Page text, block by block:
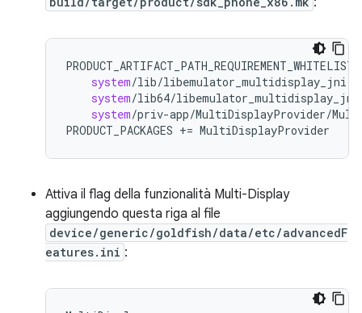
PRODUCT_ARTIFACT_PATH_REQUIREMENT_WHITELIST
system/lib/libemulator_multidisplay_jni
system/lib64/libemulator_multidisplay_jni
system/priv-app/MultiDisplayProvider/
PRODUCT_PACKAGES += MultiDisplayProvider
Attiva il flag della funzionalità Multi-Display
aggiungendo questa riga al file
device/generic/goldfish/data/etc/advancedF
eatures.ini :